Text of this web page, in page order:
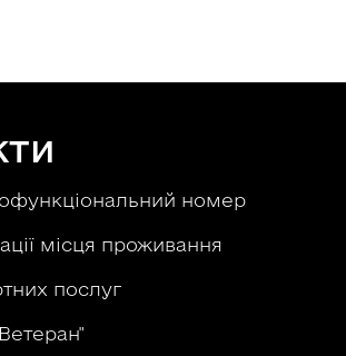
номер
місця проживання
послуг